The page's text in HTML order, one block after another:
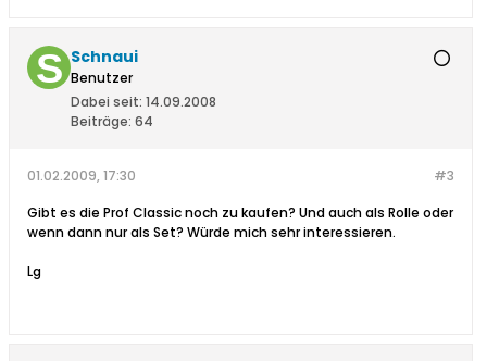
Schnaui
Benutzer
Dabei seit: 14.09.2008
Beiträge: 64
#3
01.02.2009, 17:30
Gibt es die Prof Classic noch zu kaufen? Und auch als Rolle oder
wenn dann nur als Set? Würde mich sehr interessieren.
Lg